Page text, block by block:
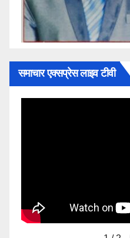
समाचार एक्सप्रेस लाइव टीवी